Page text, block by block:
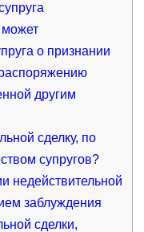
может
о признании
другим
сделку, по
супругов?
недействительной
заблуждения
сделки,